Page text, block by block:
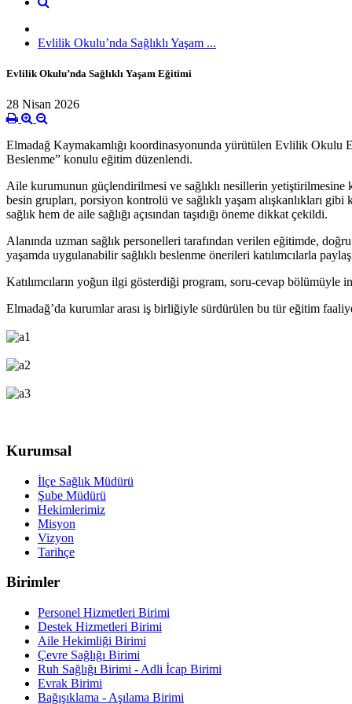
Evlilik Okulu’nda Sağlıklı Yaşam ...
Evlilik Okulu’nda Sağlıklı Yaşam Eğitimi
28 Nisan 2026
Elmadağ Kaymakamlığı koordinasyonunda yürütülen Evlilik Okulu
Beslenme” konulu eğitim düzenlendi.
Aile kurumunun güçlendirilmesi ve sağlıklı nesillerin yetiştirilmesine
besin grupları, porsiyon kontrolü ve sağlıklı yaşam alışkanlıkları
sağlık hem de aile sağlığı açısından taşıdığı öneme dikkat çekildi.
Alanında uzman sağlık personelleri tarafından verilen eğitimde,
yaşamda uygulanabilir sağlıklı beslenme önerileri katılımcılarla
Katılımcıların yoğun ilgi gösterdiği program, soru-cevap bölümüyle
Elmadağ’da kurumlar arası iş birliğiyle sürdürülen bu tür eğitim
Kurumsal
İlçe Sağlık Müdürü
Şube Müdürü
Hekimlerimiz
Misyon
Vizyon
Tarihçe
Birimler
Personel Hizmetleri Birimi
Destek Hizmetleri Birimi
Aile Hekimliği Birimi
Çevre Sağlığı Birimi
Ruh Sağlığı Birimi - Adli İcap Birimi
Evrak Birimi
Bağışıklama - Aşılama Birimi